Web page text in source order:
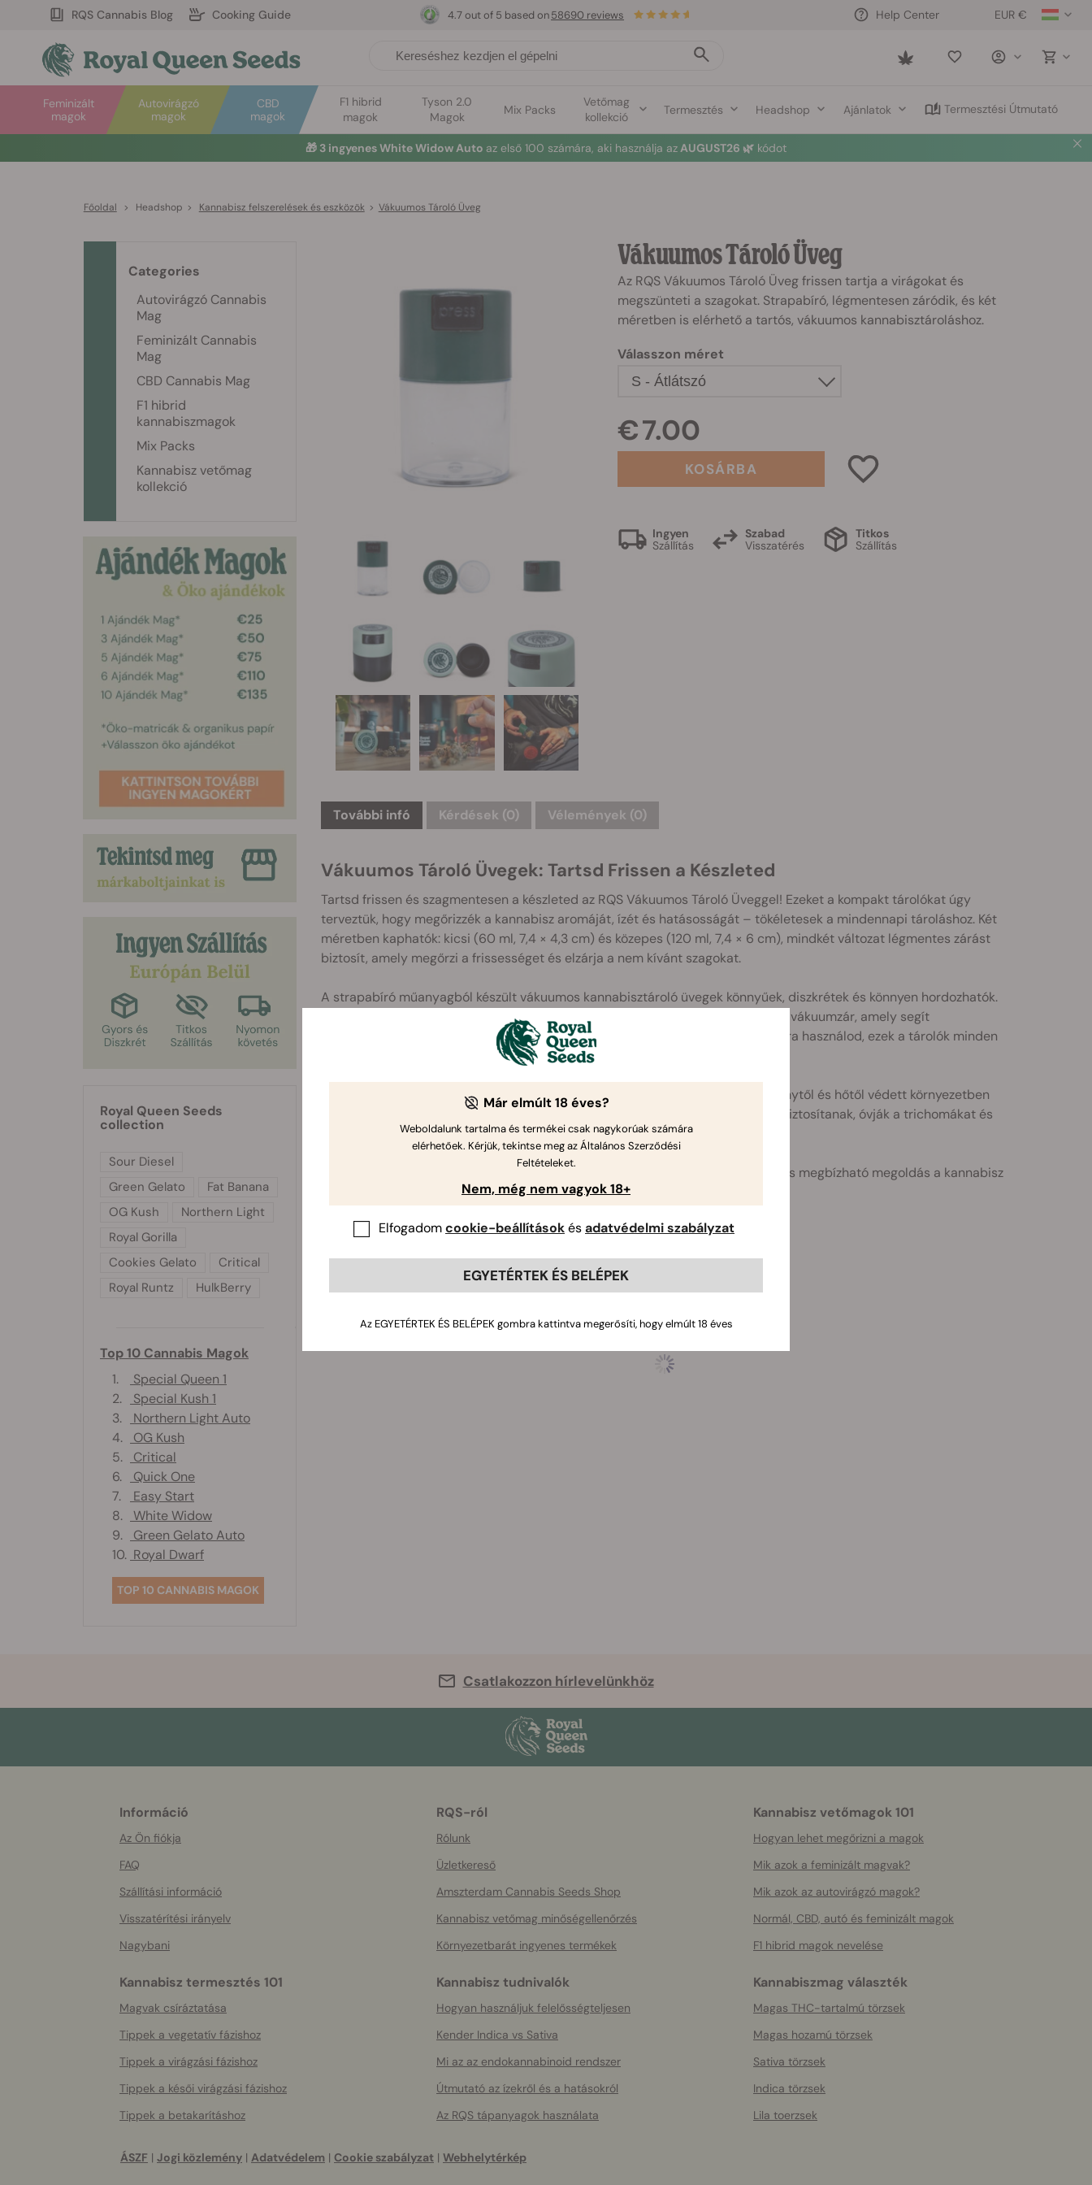
RQS Cannabis Blog Cooking Guide EUR €
Help Center
Saved
Autovirágzó
magok
Feminizált
magok
CBD
magok
F1 hibrid
magok
Tyson 2.0
Magok
Mix Packs
Vetőmag
kollekció
Termesztés Headshop Ajánlatok Termesztési Útmutató
4.7 out of 5 based on58690 reviews
🎁 3 ingyenes White Widow Auto az első 100 számára, aki használja azAUGUST26 🌿 kódot
Főoldal > Headshop > Kannabisz felszerelések és eszközök > Vákuumos Tároló Üveg
Vákuumos Tároló Üveg
Az RQS Vákuumos Tároló Üveg frissen tartja a virágokat és
megszünteti a szagokat. Strapabíró, légmentesen záródik, és két
méretben is elérhető a tartós, vákuumos kannabisztároláshoz.
Válasszon méret
S - Átlátszó
€ 7.00
KOSÁRBA
Ingyen
Szállítás
Szabad
Visszatérés
Titkos
Szállítás
További infó Kérdések (0) Vélemények (0)
Vákuumos Tároló Üvegek: Tartsd Frissen a Készleted
Tartsd frissen és szagmentesen a készleted az RQS Vákuumos Tároló Üveggel! Ezeket a kompakt tárolókat úgy
terveztük, hogy megőrizzék a kannabisz aromáját, ízét és hatásosságát – tökéletesek a mindennapi tároláshoz. Két
méretben kaphatók: kicsi (60 ml, 7,4 × 4,3 cm) és közepes (120 ml, 7,4 × 6 cm), mindkét változat légmentes zárást
biztosít, amely megőrzi a frissességet és elzárja a nem kívánt szagokat.
A strapabíró műanyagból készült vákuumos kannabisztároló üvegek könnyűek, diszkrétek és könnyen hordozhatók.
Csak nyomd le a fedelet a felesleges levegő kiengedéséhez, és máris létrejön a vákuumzár, amely segít
meghosszabbítani a virágaid élettartamát. Akár rövid, akár hosszú távú tárolásra használod, ezek a tárolók minden
grammot a maximumon tartanak.
Kíváncsi vagy, meddig marad friss a fű egy légmentes tárolóban? Megfelelő, fénytől és hőtől védett környezetben
akár hónapokig is megőrzi minőségét. Ezek a vákuumos tárolók stabil közeget biztosítanak, óvják a trichomákat és
megelőzik a kiszáradást.
Az RQS Vákuumos Tároló Üveg két praktikus méretben is elérhető – egyszerű és megbízható megoldás a kannabisz
frissen tartására, hogy minden nap a legjobb formájában élvezhesd.
Categories
Autovirágzó Cannabis
Mag
Feminizált Cannabis
Mag
CBD Cannabis Mag
F1 hibrid
kannabiszmagok
Mix Packs
Kannabisz vetőmag
kollekció
Royal Queen Seeds
collection
Sour Diesel
Green Gelato
Fat Banana
OG Kush
Northern Light
Royal Gorilla
Cookies Gelato
Critical
Royal Runtz
HulkBerry
Top 10 Cannabis Magok
1.
Special Queen 1
2.
Special Kush 1
3.
Northern Light Auto
4.
OG Kush
5.
Critical
6.
Quick One
7.
Easy Start
8.
White Widow
9.
Green Gelato Auto
10. Royal Dwarf
TOP 10 CANNABIS MAGOK
Csatlakozzon hírlevelünkhöz
Információ
Az Ön fiókja
FAQ
Szállítási információ
Visszatérítési irányelv
Nagybani
RQS-ról
Rólunk
Üzletkereső
Amszterdam Cannabis Seeds Shop
Kannabisz vetőmag minőségellenőrzés
Környezetbarát ingyenes termékek
Kannabisz vetőmagok 101
Hogyan lehet megőrizni a magok
Mik azok a feminizált magvak?
Mik azok az autovirágzó magok?
Normál, CBD, autó és feminizált magok
F1 hibrid magok nevelése
Kannabisz termesztés 101
Magvak csíráztatása
Tippek a vegetatív fázishoz
Tippek a virágzási fázishoz
Tippek a késői virágzási fázishoz
Tippek a betakarításhoz
Kannabisz tudnivalók
Hogyan használjuk felelősségteljesen
Kender Indica vs Sativa
Mi az az endokannabinoid rendszer
Útmutató az ízekről és a hatásokról
Az RQS tápanyagok használata
Kannabiszmag választék
Magas THC-tartalmú törzsek
Magas hozamú törzsek
Sativa törzsek
Indica törzsek
Lila toerzsek
ÁSZF | Jogi közlemény | Adatvédelem | Cookie szabályzat | Webhelytérkép
Már elmúlt 18 éves?
Weboldalunk tartalma és termékei csak nagykorúak számára
elérhetőek. Kérjük, tekintse meg az Általános Szerződési
Feltételeket.
Nem, még nem vagyok 18+
Elfogadomcookie-beállításokésadatvédelmi szabályzat
EGYETÉRTEK ÉS BELÉPEK
Az EGYETÉRTEK ÉS BELÉPEK gombra kattintva megerősíti, hogy elmúlt 18 éves